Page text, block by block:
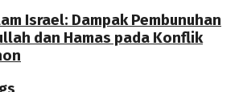
Israel: Dampak Pembunuhan
dan Hamas pada Konflik